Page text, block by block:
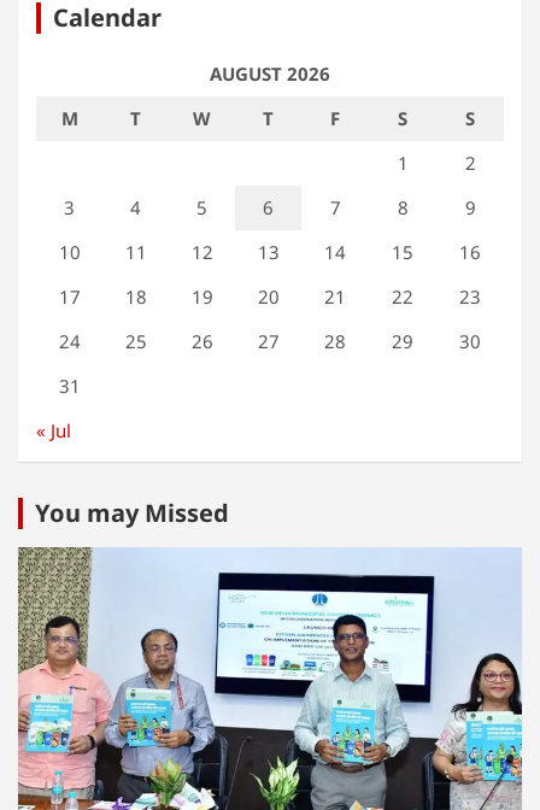
Calendar
AUGUST 2026
M
T W T F S
S
1
2
3
4 5 6 7 8
9
10
11 12 13 14 15
16
17
18 19 20 21 22
23
24
25 26 27 28 29
30
31
« Jul
You may Missed